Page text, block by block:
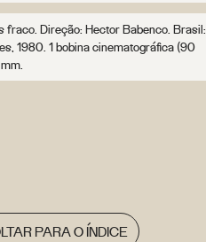
fraco. Direção: Hector Babenco. Brasil:
1980. 1 bobina cinematográfica (90
PARA O ÍNDICE